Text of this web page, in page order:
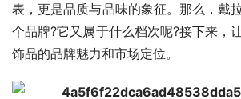
表，更是品质与品味的象征。那么，戴
个品牌?它又属于什么档次呢?接下来，
饰品的品牌魅力和市场定位。